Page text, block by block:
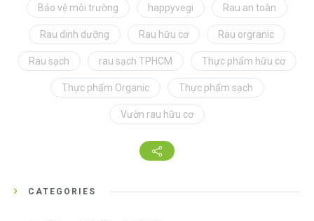
Bảo vệ môi trường happyvegi Rau an toàn
Rau dinh dưỡng Rau hữu cơ Rau orgranic
Rau sạch rau sạch TPHCM Thực phẩm hữu cơ
Thực phẩm Organic Thực phẩm sạch
Vườn rau hữu cơ
CATEGORIES